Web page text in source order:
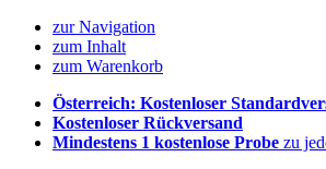
zur Navigation
zum Inhalt
zum Warenkorb
Österreich: Kostenloser
Kostenloser Rückversand
Mindestens 1 kostenlose Probe zu